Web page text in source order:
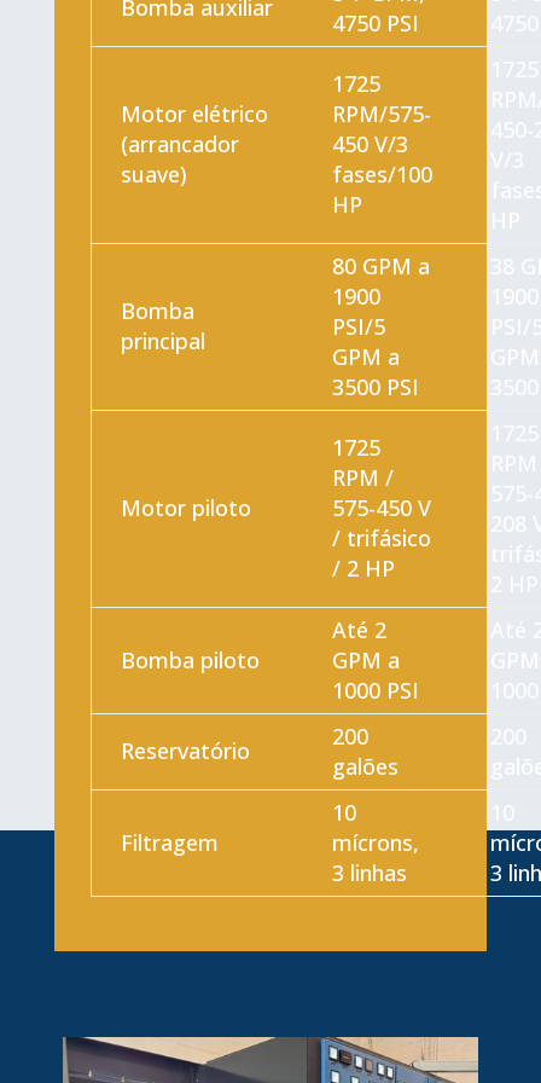
Bomba auxiliar
4750 PSI
Motor elétrico
(arrancador
suave)
1725
RPM/575-
450 V/3
fases/100
HP
1725
450-
V/3
HP
Bomba
principal
80 GPM a
1900
PSI/5
GPM a
3500 PSI
38
1900
PSI/
Motor piloto
1725
RPM /
575-450 V
/ trifásico
/ 2 HP
1725
575-
208
2 HP
Bomba piloto
Até 2
GPM a
1000 PSI
Até
Reservatório
200
galões
200
Filtragem
10
mícrons,
3 linhas
10
3